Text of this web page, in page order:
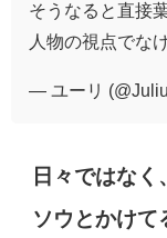
そうなると直接
人物の視点でな
— ユーリ
日々ではな
ソウとかけ